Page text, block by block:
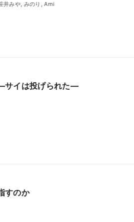
井みや, みのり, Ami
サイは投げられた―
すのか